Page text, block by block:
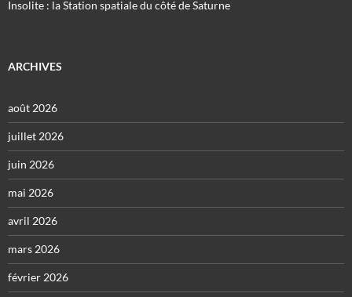
Insolite : la Station spatiale du côté de Saturne
ARCHIVES
août 2026
juillet 2026
juin 2026
mai 2026
avril 2026
mars 2026
février 2026